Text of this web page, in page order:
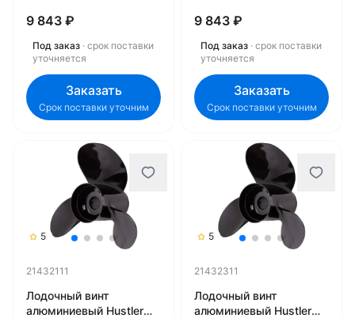
9 843 ₽
Под заказ · срок поставки
уточняется
Заказать
Срок поставки уточним
9 843 ₽
Под заказ · срок поставки
уточняется
Заказать
Срок поставки уточним
5
21432111
Лодочный винт
алюминиевый Hustler
5
21432311
Лодочный винт
алюминиевый Hustler